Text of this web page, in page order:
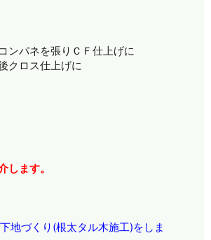
ンパネを張りＣＦ仕上げに
クロス仕上げに
します。
地づくり(根太タル木施工)をしま